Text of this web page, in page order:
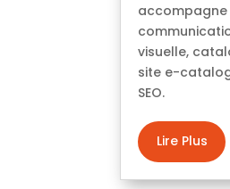
accompagne
visuelle,
site e-
SEO.
Lire Plus